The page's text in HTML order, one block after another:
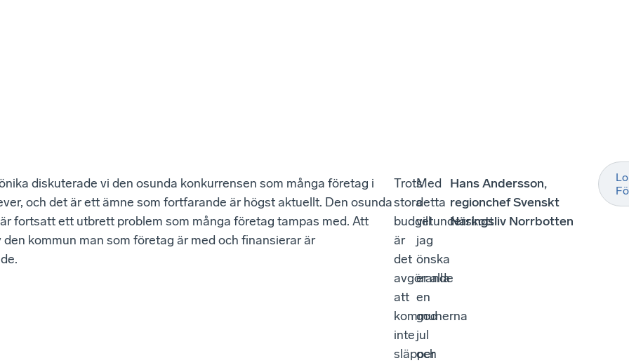
diskuterade vi den osunda konkurrensen som många företag i
och det är ett ämne som fortfarande är högst aktuellt. Den osunda
fortsatt ett utbrett problem som många företag tampas med. Att
kommun man som företag är med och finansierar är
Trots
stora
budgetunderskott
är
det
avgörande
att
kommunerna
inte
släpper
Med
detta
vill
jag
önska
er alla
en
god
jul
och
Hans Andersson,
regionchef Svenskt
Näringsliv Norrbotten